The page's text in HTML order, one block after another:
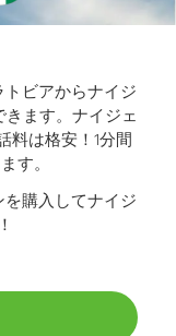
ビアからナイジ
ます。 ナイジェ
料は格安！1分間
す。
購入してナイジ